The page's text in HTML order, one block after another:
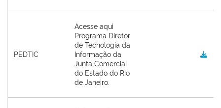
PEDTIC
Acesse aqui
Programa Diretor
de Tecnologia da
Informação da
Junta Comercial
do Estado do Rio
de Janeiro.